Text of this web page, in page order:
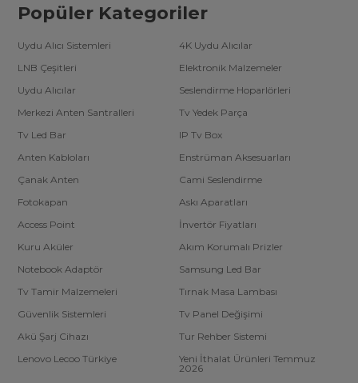
Popüler Kategoriler
Uydu Alıcı Sistemleri
4K Uydu Alıcılar
LNB Çeşitleri
Elektronik Malzemeler
Uydu Alıcılar
Seslendirme Hoparlörleri
Merkezi Anten Santralleri
Tv Yedek Parça
Tv Led Bar
IP Tv Box
Anten Kabloları
Enstrüman Aksesuarları
Çanak Anten
Cami Seslendirme
Fotokapan
Askı Aparatları
Access Point
İnvertör Fiyatları
Kuru Aküler
Akım Korumalı Prizler
Notebook Adaptör
Samsung Led Bar
Tv Tamir Malzemeleri
Tırnak Masa Lambası
Güvenlik Sistemleri
Tv Panel Değişimi
Akü Şarj Cihazı
Tur Rehber Sistemi
Lenovo Lecoo Türkiye
Yeni İthalat Ürünleri Temmuz
2026